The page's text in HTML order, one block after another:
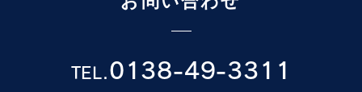
TEL.0138-49-3311